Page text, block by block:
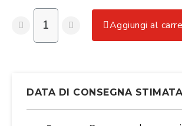
Aggiungi al
DATA DI CONSEGNA STIMATA